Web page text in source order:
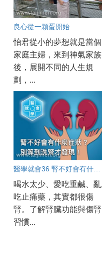
良心從一顆蛋開始
怡君從小的夢想就是當個
家庭主婦，來到神氣家族
後，展開不同的人生規
劃，...
喝水太少、愛吃重鹹、亂
吃止痛藥，其實都很傷
腎。了解腎臟功能與傷腎
習慣...